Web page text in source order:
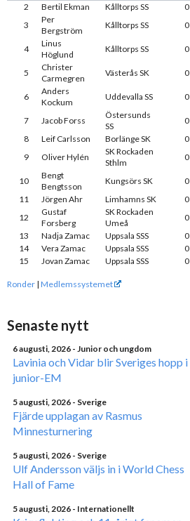
2
Bertil Ekman Kålltorps SS 0
3
Per
Bergström
Kålltorps SS 0
4
Linus
Höglund
Kålltorps SS 0
5
Christer
Carmegren
Västerås SK 0
6
Anders
Kockum
Uddevalla SS 0
7 Jacob Forss
Östersunds
SS
0
8
Leif Carlsson Borlänge SK 0
9
Oliver Hylén
SK Rockaden
Sthlm
0
10
Bengt
Bengtsson
Kungsörs SK 0
11
Jörgen Ahr Limhamns SK 0
12
Gustaf
Forsberg
SK Rockaden
Umeå
0
13
Nadja Zamac Uppsala SSS 0
14
Vera Zamac Uppsala SSS 0
15
Jovan Zamac Uppsala SSS 0
Ronder | Medlemssystemet
Senaste nytt
6 augusti, 2026 - Junior och ungdom
Lavinia och Vidar blir Sveriges hopp i
junior-EM
5 augusti, 2026 - Sverige
Fjärde upplagan av Rasmus
Minnesturnering
5 augusti, 2026 - Sverige
Ulf Andersson väljs in i World Chess
Hall of Fame
5 augusti, 2026 - Internationellt